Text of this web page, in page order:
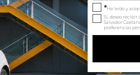
*He leído y
Sí, deseo
Salvador
preferencias